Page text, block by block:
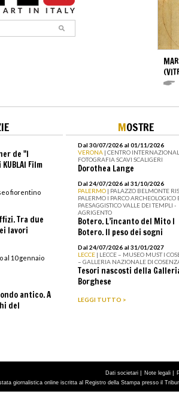
de "I
KUBLAI Film
fiorentino
Tra due
lavori
al 10 gennaio
antico. A
del
MOSTRE
Dal 30/07/2026 al 01/11/2026
VERONA | CENTRO
FOTOGRAFIA SCAVI SCALIGERI
Dorothea Lange
Dal 24/07/2026 al 31/10/2026
PALERMO | PALAZZO BELMONTE
PALERMO I PARCO ARCHEOLOGICO
PAESAGGISTICO VALLE DEI TEMPLI -
AGRIGENTO
Botero. L’incanto del Mito I
Botero. Il peso dei sogni
Dal 24/07/2026 al 31/01/2027
LECCE | LECCE – MUSEO MUST I
– GALLERIA NAZIONALE DI
Tesori nascosti della
Borghese
LEGGI TUTTO >
Dati societari | Note legali |
giornalistica online iscritta al Registro della Stampa presso il